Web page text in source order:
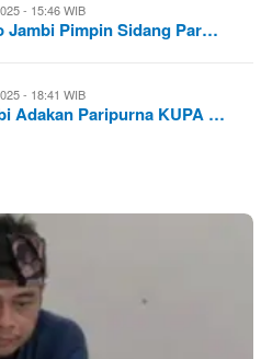
- 15:46 WIB
Jambi Pimpin Sidang Par…
- 18:41 WIB
Adakan Paripurna KUPA …